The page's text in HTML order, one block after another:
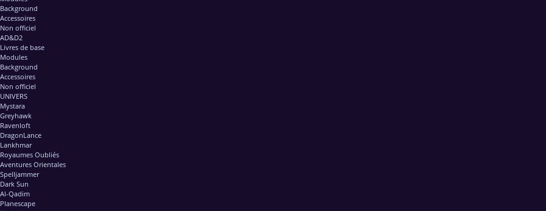
Background
Accessoires
Non officiel
AD&D2
Livres de base
Modules
Background
Accessoires
Non officiel
UNIVERS
Mystara
Greyhawk
Ravenloft
DragonLance
Lankhmar
Royaumes Oubliés
Aventures Orientales
Spelljammer
Dark Sun
Al-Qadim
Planescape